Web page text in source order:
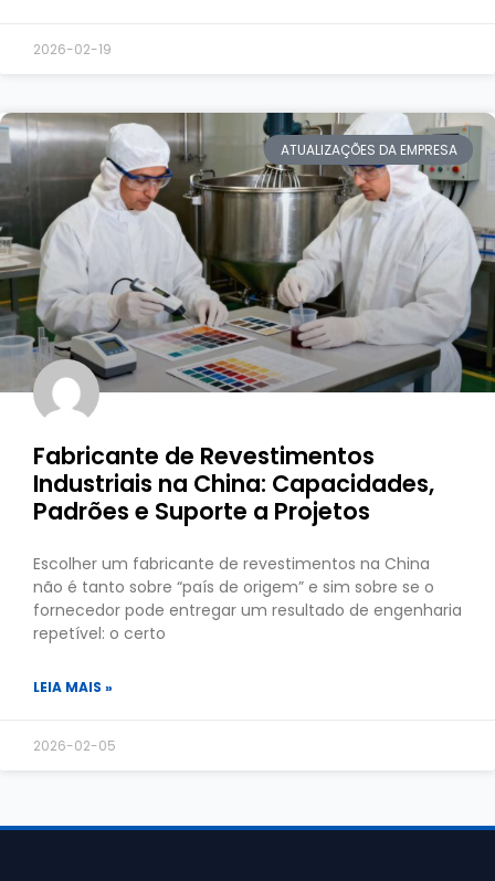
2026-02-19
ATUALIZAÇÕES DA EMPRESA
Fabricante de Revestimentos
Industriais na China: Capacidades,
Padrões e Suporte a Projetos
Escolher um fabricante de revestimentos na China
não é tanto sobre “país de origem” e sim sobre se o
fornecedor pode entregar um resultado de engenharia
repetível: o certo
LEIA MAIS »
2026-02-05